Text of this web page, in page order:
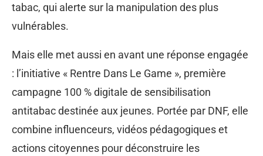
tabac, qui alerte sur la manipulation des plus
vulnérables.
Mais elle met aussi en avant une réponse engagée
: l’initiative « Rentre Dans Le Game », première
campagne 100 % digitale de sensibilisation
antitabac destinée aux jeunes. Portée par DNF, elle
combine influenceurs, vidéos pédagogiques et
actions citoyennes pour déconstruire les